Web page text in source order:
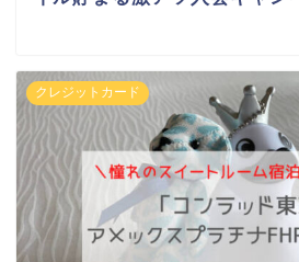
クレジットカード